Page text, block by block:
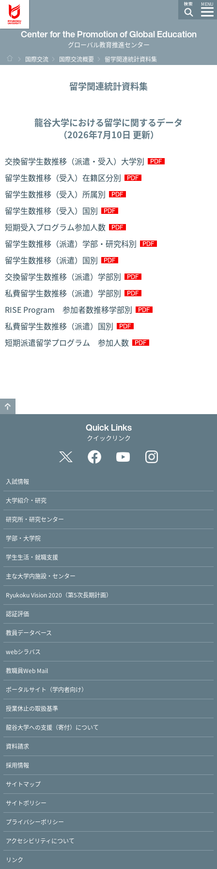
MENU
Center for the Promotion of Global Education
グローバル教育推進センター
HOME
国際交流 国際交流概要 留学関連統計資料集
留学関連統計資料集
龍谷大学における留学に関するデータ
（2026年7月10日 更新）
交換留学生数推移（派遣・受入）大学別
留学生数推移（受入）在籍区分別
留学生数推移（受入）所属別
留学生数推移（受入）国別
短期受入プログラム参加人数
留学生数推移（派遣）学部・研究科別
留学生数推移（派遣）国別
交換留学生数推移（派遣）学部別
私費留学生数推移（派遣）学部別
RISE Program 参加者数推移学部別
私費留学生数推移（派遣）国別
短期派遣留学プログラム 参加人数
Quick Links
クイックリンク
Twitter FacebookYouTube
入試情報
大学紹介・研究
研究所・研究センター
学部・大学院
学生生活・就職支援
主な大学内施設・センター
Ryukoku Vision 2020（第5次長期計画）
認証評価
教員データベース
webシラバス
教職員Web Mail
ポータルサイト（学内者向け）
授業休止の取扱基準
龍谷大学への支援（寄付）について
資料請求
採用情報
サイトマップ
サイトポリシー
プライバシーポリシー
アクセシビリティについて
リンク